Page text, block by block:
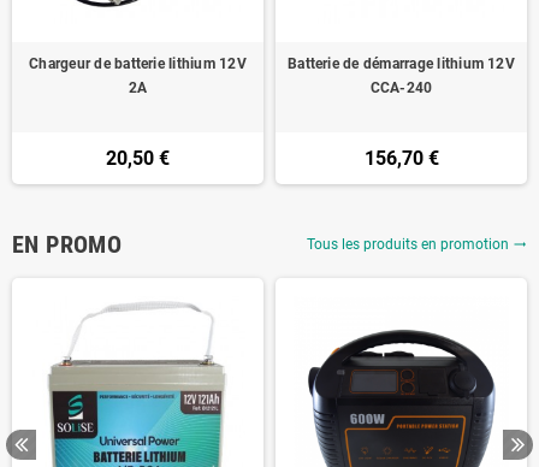
Chargeur de batterie lithium 12V
2A
20,50 €
Batterie de démarrage lithium 12V
CCA-240
156,70 €
EN PROMO Tous les produits en promotion trending_flat